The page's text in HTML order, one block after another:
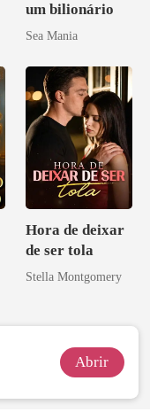
um bilionário
Sea Mania
Hora de deixar
de ser tola
Stella Montgomery
Abrir